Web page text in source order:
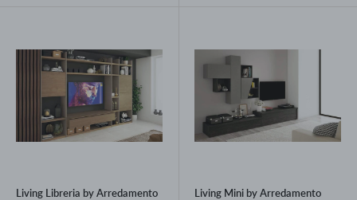
Living Libreria by Arredamento
Living Mini by Arredamento